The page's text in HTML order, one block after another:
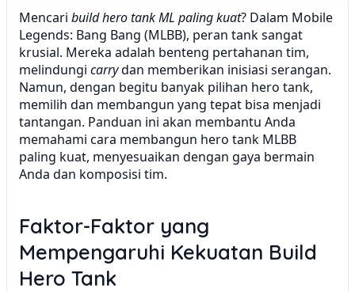
Mencari build hero tank ML paling kuat? Dalam Mobile
Legends: Bang Bang (MLBB), peran tank sangat
krusial. Mereka adalah benteng pertahanan tim,
melindungi carrydan memberikan inisiasi serangan.
Namun, dengan begitu banyak pilihan hero tank,
memilih dan membangun yang tepat bisa menjadi
tantangan. Panduan ini akan membantu Anda
memahami cara membangun hero tank MLBB
paling kuat, menyesuaikan dengan gaya bermain
Anda dan komposisi tim.
Faktor-Faktor yang
Mempengaruhi Kekuatan Build
Hero Tank